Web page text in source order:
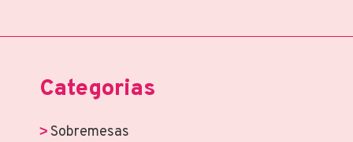
Categorias
Sobremesas